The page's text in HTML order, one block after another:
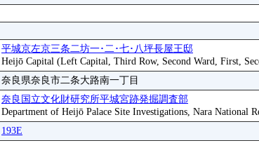
平城京左京三条二坊一･二･七･八坪長屋王邸
Heijō Capital (Left Capital, Third Row, Second Ward, First,
奈良県奈良市二条大路南一丁目
奈良国立文化財研究所平城宮跡発掘調査部
Department of Heijō Palace Site Investigations, Nara National
193E